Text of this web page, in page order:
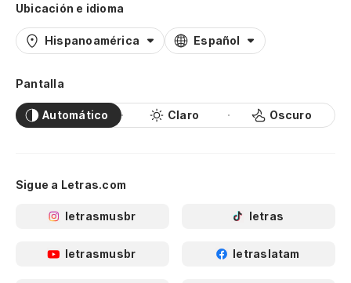
Ubicación e idioma
Hispanoamérica Español
Pantalla
Automático Claro Oscuro
Sigue a Letras.com
letrasmusbr letras
letrasmusbr letraslatam